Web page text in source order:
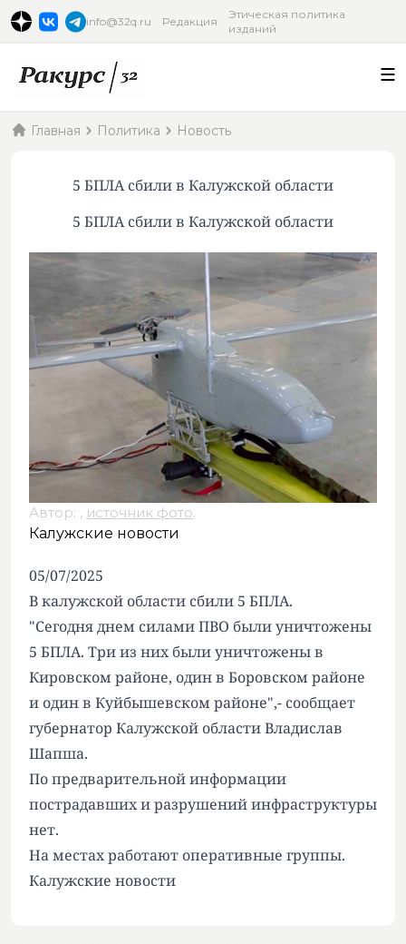
info@32q.ru Редакция
Этическая политика
изданий
Главная Политика Новость
5 БПЛА сбили в Калужской области
5 БПЛА сбили в Калужской области
Автор: , источник фото.
Калужские новости
05/07/2025
В калужской области сбили 5 БПЛА.
"Сегодня днем силами ПВО были уничтожены
5 БПЛА. Три из них были уничтожены в
Кировском районе, один в Боровском районе
и один в Куйбышевском районе",- сообщает
губернатор Калужской области Владислав
Шапша.
По предварительной информации
пострадавших и разрушений инфраструктуры
нет.
На местах работают оперативные группы.
Калужские новости